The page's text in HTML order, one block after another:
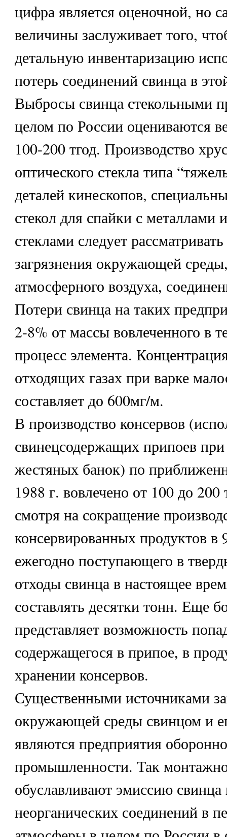
цифра является оценочной, но
величины заслуживает того,
детальную инвентаризацию
потерь соединений свинца в
Выбросы свинца стекольными
целом по России оцениваются
100-200 тгод. Производство
оптического стекла типа
деталей кинескопов,
стекол для спайки с металлами
стеклами следует
загрязнения окружающей
атмосферного воздуха,
Потери свинца на таких
2-8% от массы вовлеченного в
процесс элемента.
отходящих газах при варке
составляет до 600мг/м.
В производство консервов
свинецсодержащих припоев при
жестяных банок) по
1988 г. вовлечено от 100 до
смотря на сокращение
консервированных продуктов в
ежегодно поступающего в
отходы свинца в настоящее
составлять десятки тонн. Еще
представляет возможность
содержащегося в припое, в
хранении консервов.
Существенными источниками
окружающей среды свинцом и
являются предприятия
промышленности. Так
обуславливают эмиссию свинца
неорганических соединений в